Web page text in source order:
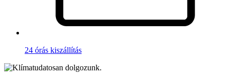
24 órás kiszállítás